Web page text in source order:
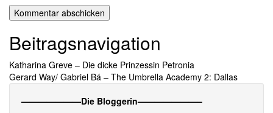
Beitragsnavigation
Katharina Greve – Die dicke Prinzessin Petronia
Gerard Way/ Gabriel Bá – The Umbrella Academy 2: Dallas
———————Die Bloggerin———————–